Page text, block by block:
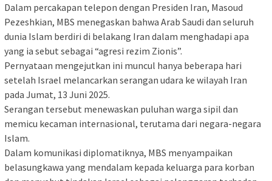
Dalam percakapan telepon dengan Presiden Iran, Masoud
Pezeshkian, MBS menegaskan bahwa Arab Saudi dan seluruh
dunia Islam berdiri di belakang Iran dalam menghadapi apa
yang ia sebut sebagai “agresi rezim Zionis”.
Pernyataan mengejutkan ini muncul hanya beberapa hari
setelah Israel melancarkan serangan udara ke wilayah Iran
pada Jumat, 13 Juni 2025.
Serangan tersebut menewaskan puluhan warga sipil dan
memicu kecaman internasional, terutama dari negara-negara
Islam.
Dalam komunikasi diplomatiknya, MBS menyampaikan
belasungkawa yang mendalam kepada keluarga para korban